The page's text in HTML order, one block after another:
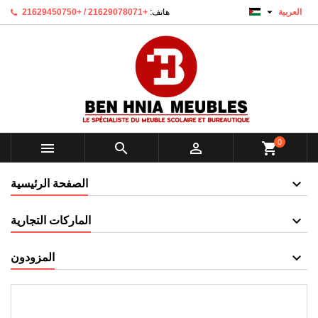
هاتف: +21629078071 / +21629450750 ‫العربية 
   shopping_cart0
الصفحة الرئيسية
الماركات التجارية
المزودون